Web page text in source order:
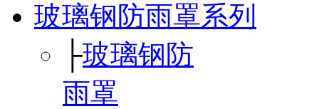
玻璃钢防雨罩系列
├玻璃钢防
雨罩